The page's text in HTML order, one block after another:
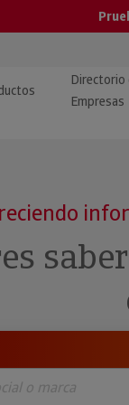
y ERP
·
Directorio
Empresas
Pública